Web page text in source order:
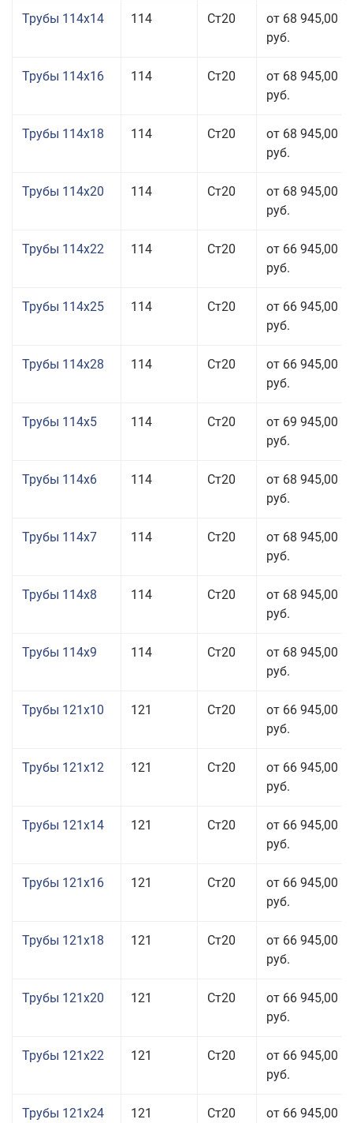
Трубы 114x14 114 Ст20
от 68 945,00
руб.
Трубы 114x16 114 Ст20
от 68 945,00
руб.
Трубы 114x18 114 Ст20
от 68 945,00
руб.
Трубы 114x20 114 Ст20
от 68 945,00
руб.
Трубы 114x22 114 Ст20
от 66 945,00
руб.
Трубы 114x25 114 Ст20
от 66 945,00
руб.
Трубы 114x28 114 Ст20
от 66 945,00
руб.
Трубы 114x5 114 Ст20
от 69 945,00
руб.
Трубы 114x6 114 Ст20
от 68 945,00
руб.
Трубы 114x7 114 Ст20
от 68 945,00
руб.
Трубы 114x8 114 Ст20
от 68 945,00
руб.
Трубы 114x9 114 Ст20
от 68 945,00
руб.
Трубы 121x10 121 Ст20
от 66 945,00
руб.
Трубы 121x12 121 Ст20
от 66 945,00
руб.
Трубы 121x14 121 Ст20
от 66 945,00
руб.
Трубы 121x16 121 Ст20
от 66 945,00
руб.
Трубы 121x18 121 Ст20
от 66 945,00
руб.
Трубы 121x20 121 Ст20
от 66 945,00
руб.
Трубы 121x22 121 Ст20
от 66 945,00
руб.
Трубы 121x24 121 Ст20 от 66 945,00